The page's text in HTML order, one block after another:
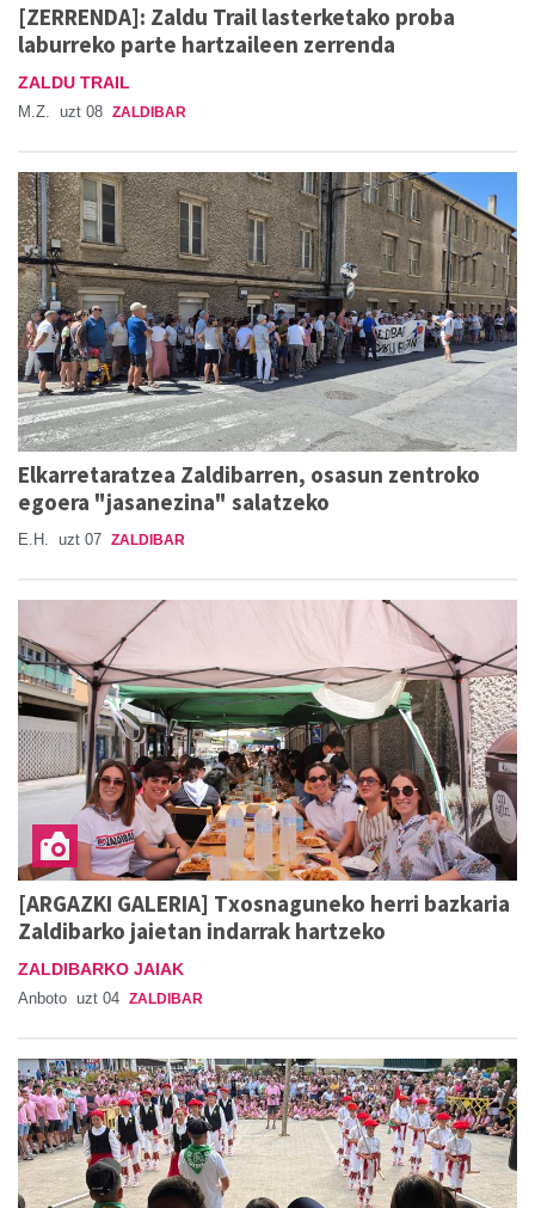
[ZERRENDA]: Zaldu Trail lasterketako proba
laburreko parte hartzaileen zerrenda
ZALDU TRAIL
M.Z. uzt 08 ZALDIBAR
Elkarretaratzea Zaldibarren, osasun zentroko
egoera "jasanezina" salatzeko
E.H. uzt 07 ZALDIBAR
[ARGAZKI GALERIA] Txosnaguneko herri bazkaria
Zaldibarko jaietan indarrak hartzeko
ZALDIBARKO JAIAK
Anboto uzt 04 ZALDIBAR